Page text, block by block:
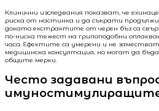
Клинични изследвания показват, че
риска от настинка и да съкрати
докато екстрактите от черен бъз са
по-ниска тежест на грипоподобни
часа. Ефектите са умерени и не
медицинска консултация, но могат да
общите мерки.
Често задавани